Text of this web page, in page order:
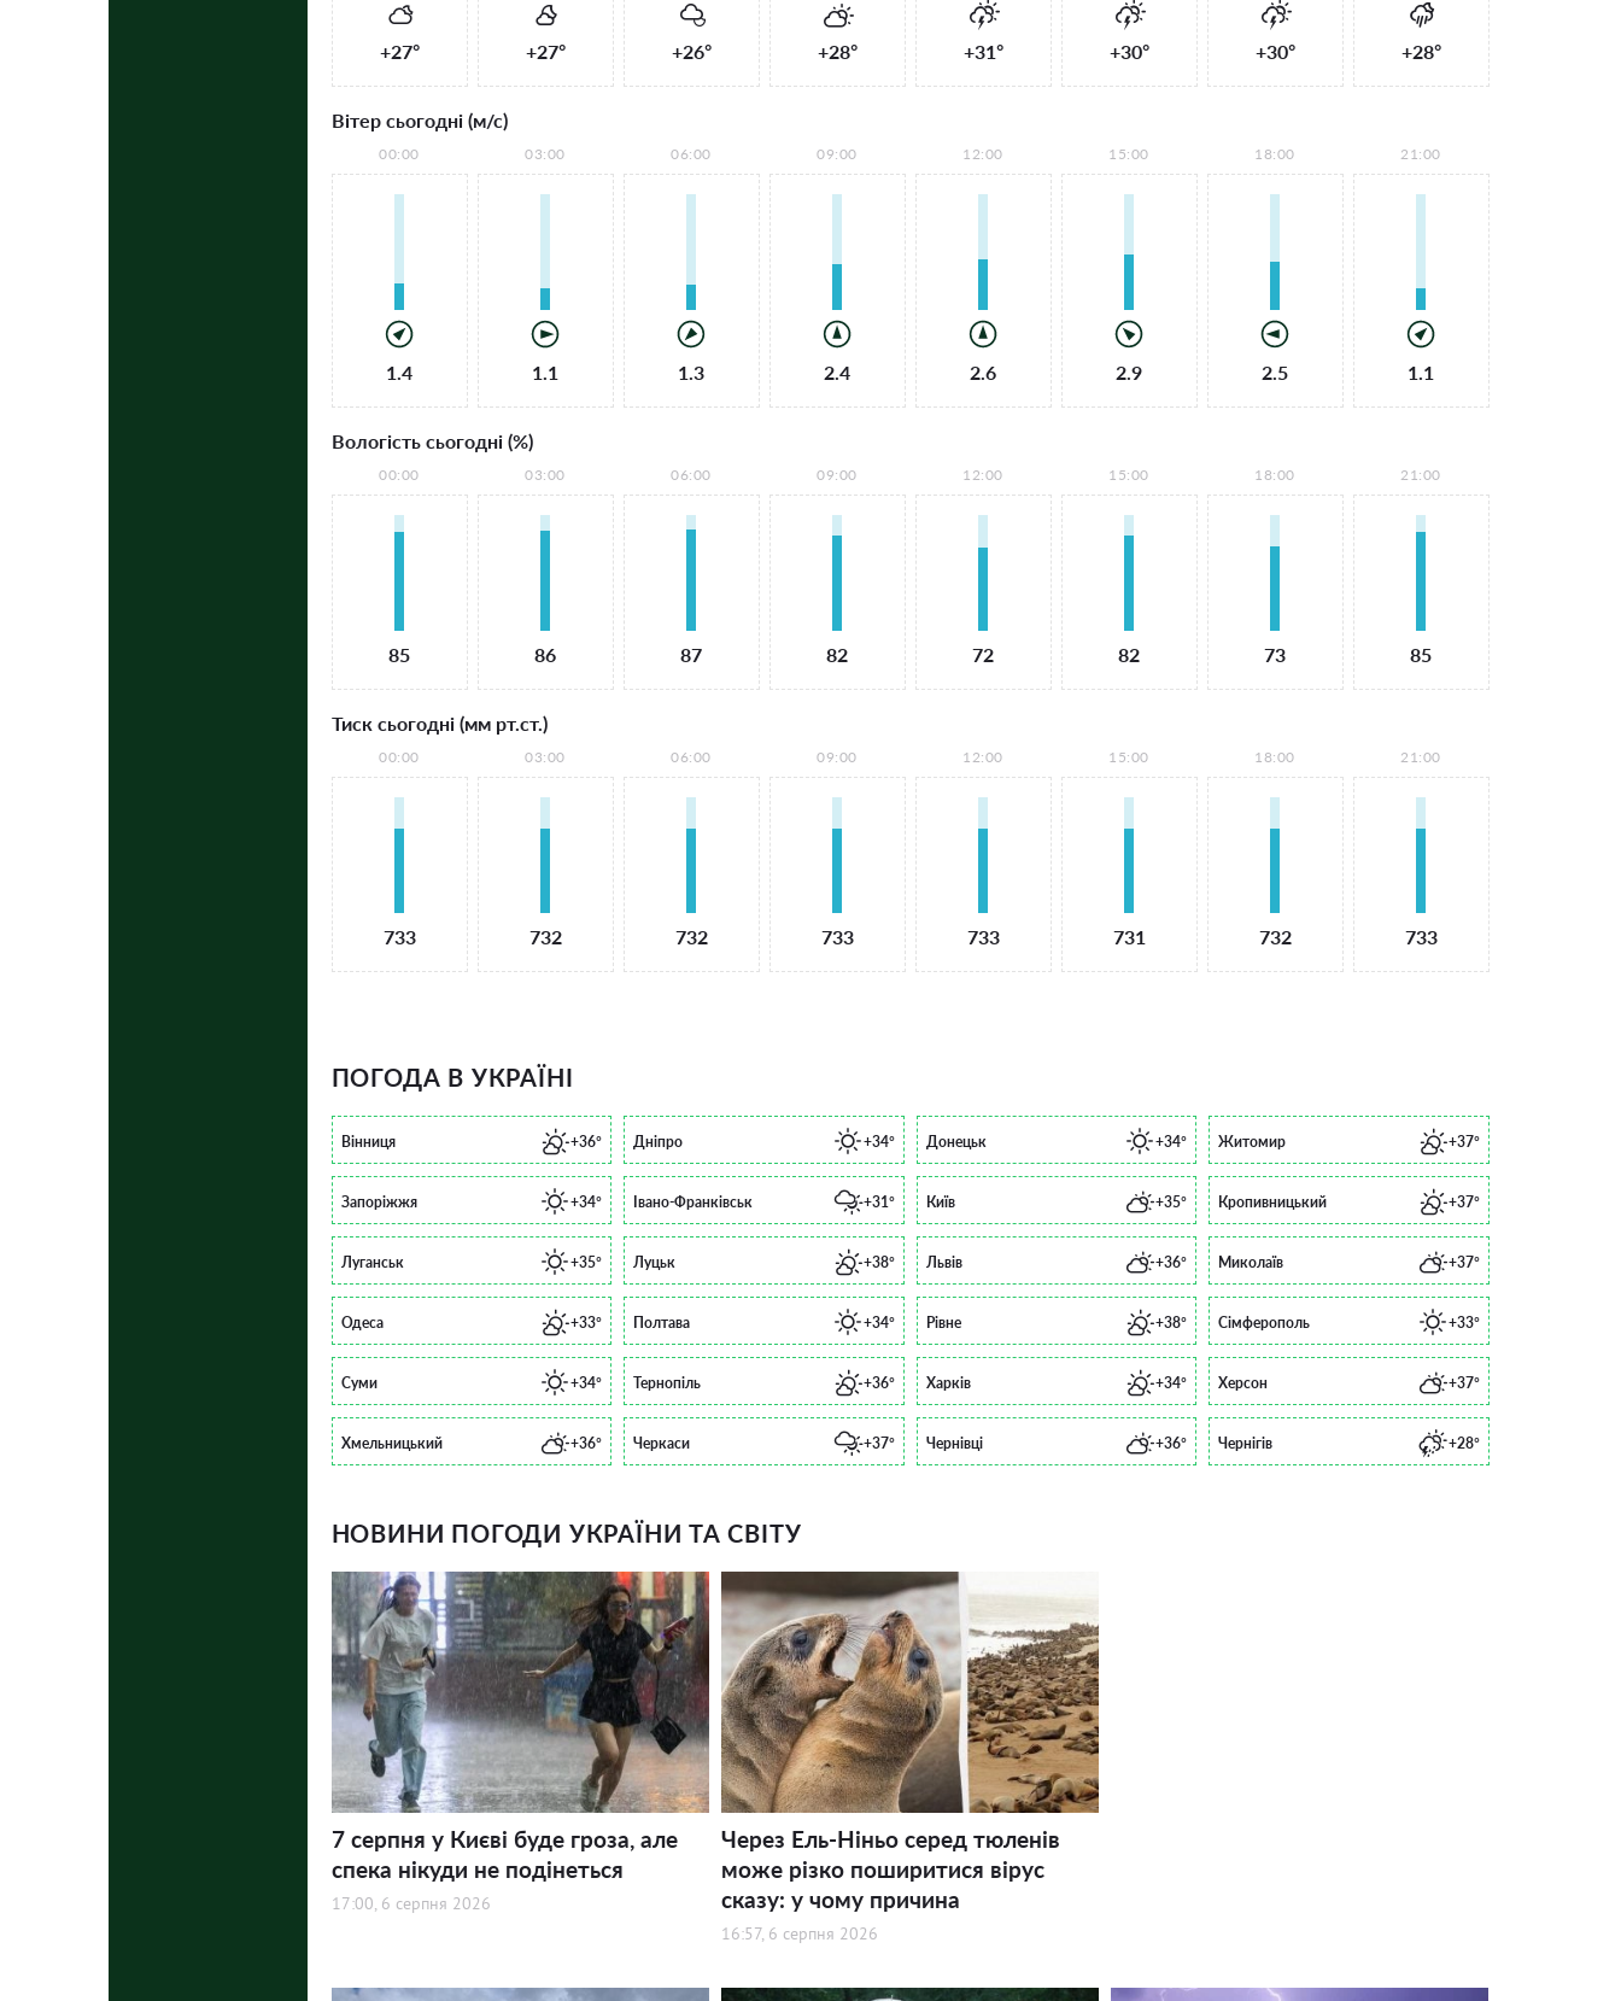
+27° +27° +26° +28° +31° +30° +30° +28°
Вітер сьогодні (м/с)
00:00
1.4
03:00
1.1
06:00
1.3
09:00
2.4
12:00
2.6
15:00
2.9
18:00
2.5
21:00
1.1
Вологість сьогодні (%)
00:00
85
03:00
86
06:00
87
09:00
82
12:00
72
15:00
82
18:00
73
21:00
85
Тиск сьогодні (мм рт.ст.)
00:00
733
03:00
732
06:00
732
09:00
733
12:00
733
15:00
731
18:00
732
21:00
733
ПОГОДА В УКРАЇНІ
Вінниця +36° Дніпро +34° Донецьк +34° Житомир +37°
Запоріжжя +34° Івано-Франківськ +31° Київ +35° Кропивницький +37°
Луганськ +35° Луцьк +38° Львів +36° Миколаїв +37°
Одеса +33° Полтава +34° Рівне +38° Сімферополь +33°
Суми +34° Тернопіль +36° Харків +34° Херсон +37°
Хмельницький +36° Черкаси +37° Чернівці +36° Чернігів +28°
НОВИНИ ПОГОДИ УКРАЇНИ ТА СВІТУ
7 серпня у Києві буде гроза, але
спека нікуди не подінеться
17:00, 6 серпня 2026
Через Ель-Ніньо серед тюленів
може різко поширитися вірус
сказу: у чому причина
16:57, 6 серпня 2026